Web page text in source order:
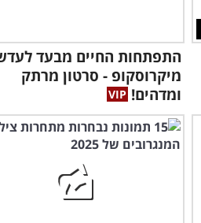
התפתחות החיים מבעד
מיקרוסקופ - סרטון מרתק
ומדהים!